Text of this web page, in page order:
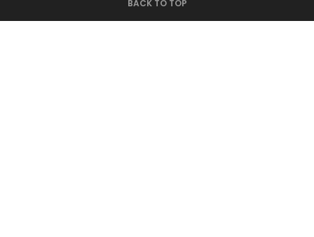
BACK TO TOP